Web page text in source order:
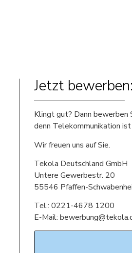
Jetzt bewerben:
Klingt gut? Dann bewerben
denn Telekommunikation
Wir freuen uns auf Sie.
Tekola Deutschland GmbH
Untere Gewerbestr. 20
55546 Pfaffen-
Tel.: 0221-4678 1200
E-Mail: